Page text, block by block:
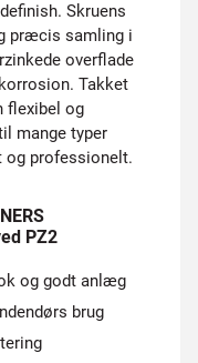
Skruens
præcis samling i
overflade
Takket
flexibel og
mange typer
og professionelt.
PZ2
og godt anlæg
brug